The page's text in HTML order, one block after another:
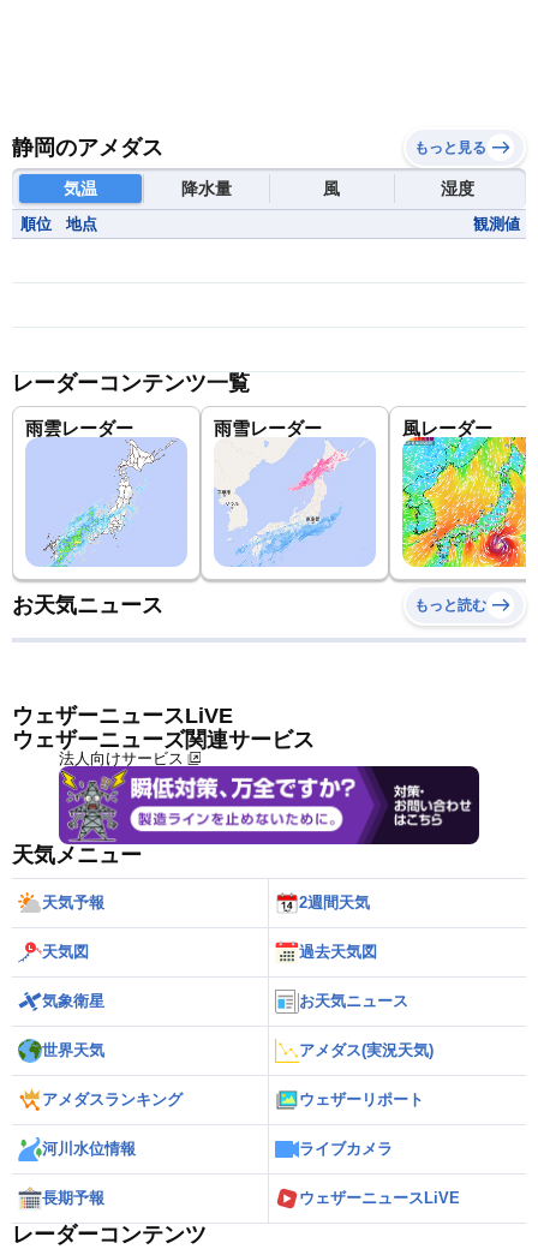
静岡のアメダス もっと見る
気温 降水量 風 湿度
順位 地点 観測値
レーダーコンテンツ一覧
雨雲レーダー 雨雪レーダー 風レーダー
お天気ニュース もっと読む
ウェザーニュースLiVE
ウェザーニューズ関連サービス
法人向けサービス
天気メニュー
天気予報 2週間天気
天気図 過去天気図
気象衛星 お天気ニュース
世界天気 アメダス(実況天気)
アメダスランキング ウェザーリポート
河川水位情報 ライブカメラ
長期予報 ウェザーニュースLiVE
レーダーコンテンツ